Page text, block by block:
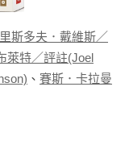
斯多夫．戴維斯／
萊特／評註(Joel
、 賽斯．卡拉曼